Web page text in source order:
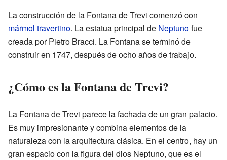
La construcción de la Fontana de Trevi comenzó con
mármol travertino. La estatua principal de Neptunofue
creada por Pietro Bracci. La Fontana se terminó de
construir en 1747, después de ocho años de trabajo.
¿Cómo es la Fontana de Trevi?
La Fontana de Trevi parece la fachada de un gran palacio.
Es muy impresionante y combina elementos de la
naturaleza con la arquitectura clásica. En el centro, hay un
gran espacio con la figura del dios Neptuno, que es el